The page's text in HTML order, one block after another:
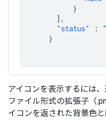
}
],
"status"
:
}
アイコンを表示するには
ファイル形式の拡張子（
イコンを返された背景色